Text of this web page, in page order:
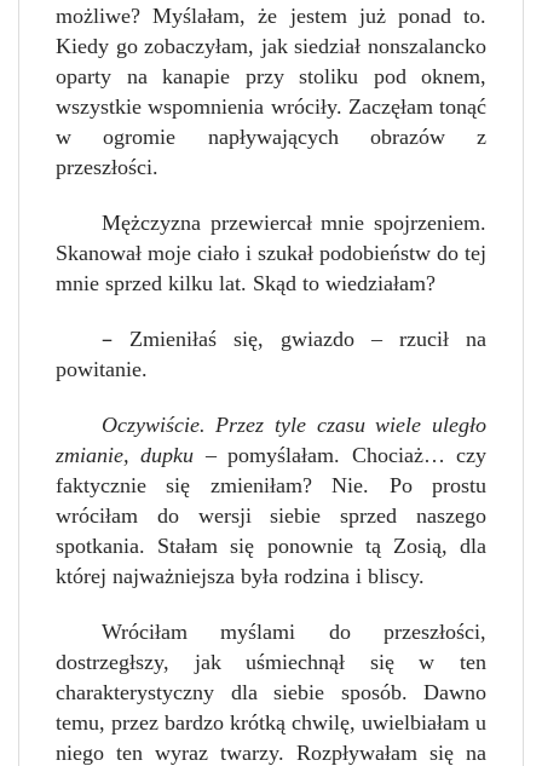
możliwe? Myślałam, że jestem już ponad to.
Kiedy go zobaczyłam, jak siedział nonszalancko
oparty na kanapie przy stoliku pod oknem,
wszystkie wspomnienia wróciły. Zaczęłam tonąć
w ogromie napływających obrazów z
przeszłości.
Mężczyzna przewiercał mnie spojrzeniem.
Skanował moje ciało i szukał podobieństw do tej
mnie sprzed kilku lat. Skąd to wiedziałam?
–
Zmieniłaś się, gwiazdo – rzucił na
powitanie.
Oczywiście. Przez tyle czasu wiele uległo
zmianie, dupku– pomyślałam. Chociaż… czy
faktycznie się zmieniłam? Nie. Po prostu
wróciłam do wersji siebie sprzed naszego
spotkania. Stałam się ponownie tą Zosią, dla
której najważniejsza była rodzina i bliscy.
Wróciłam myślami do przeszłości,
dostrzegłszy, jak uśmiechnął się w ten
charakterystyczny dla siebie sposób. Dawno
temu, przez bardzo krótką chwilę, uwielbiałam u
niego ten wyraz twarzy. Rozpływałam się na